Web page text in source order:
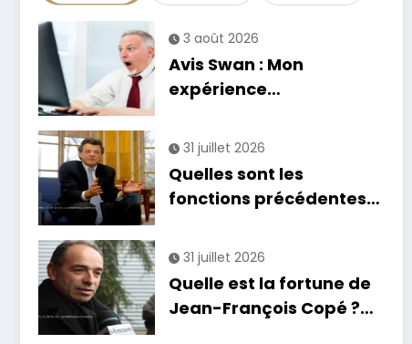
3 août 2026
Avis Swan : Mon
expérience
banque
31 juillet 2026
Quelles sont les
fonctions précédentes
31 juillet 2026
Quelle est la fortune de
Jean-François Copé ?